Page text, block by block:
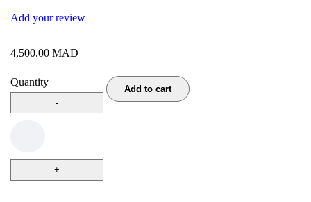
Add your review
4,500.00 MAD
Quantity
Add to cart